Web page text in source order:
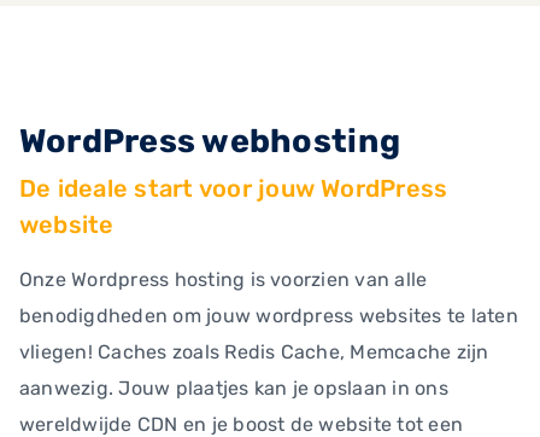
WordPress webhosting
De ideale start voor jouw WordPress
website
Onze Wordpress hosting is voorzien van alle
benodigdheden om jouw wordpress websites te laten
vliegen! Caches zoals Redis Cache, Memcache zijn
aanwezig. Jouw plaatjes kan je opslaan in ons
wereldwijde CDN en je boost de website tot een